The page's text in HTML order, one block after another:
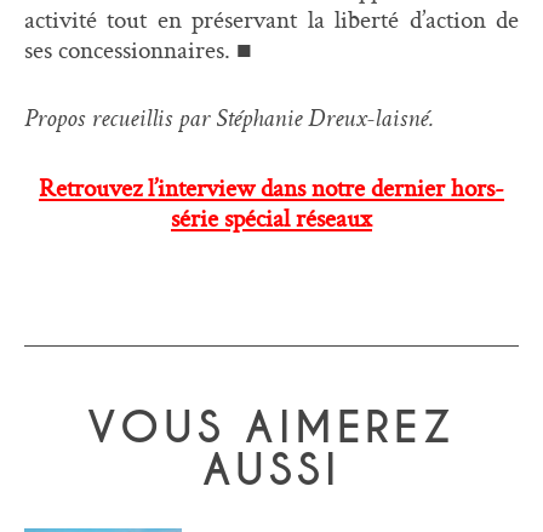
activité tout en préservant la liberté d’action de
ses concessionnaires. ■
Propos recueillis par Stéphanie Dreux-laisné.
Retrouvez l’interview dans notre dernier hors-
série spécial réseaux
VOUS AIMEREZ
AUSSI